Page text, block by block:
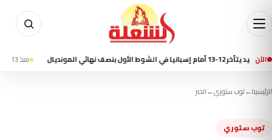
الآن
المونديال منذ 13 ساعة مقتل 7 أشخاص في إطلاق نار بمدرسة شمال بانكوك وانتحار الطالب المشتبه به
الرئيسية←توب ستوري←الخبر
توب ستوري